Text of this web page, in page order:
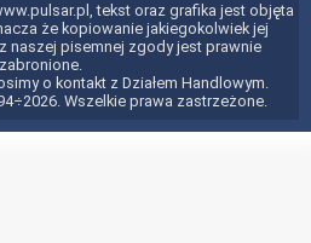
tekst oraz grafika jest objęta
że kopiowanie jakiegokolwiek jej
naszej pisemnej zgody jest prawnie
zabronione.
o kontakt z Działem Handlowym.
Wszelkie prawa zastrzeżone.